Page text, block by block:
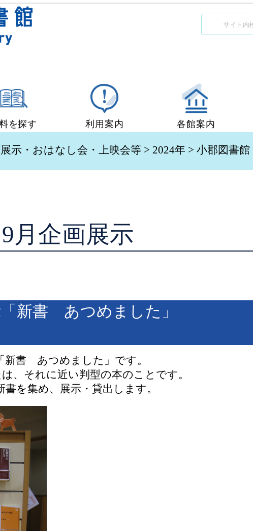
を探す
蔵書検索・予約
貸出ランキング
利用案内
図書館利用案内
学校図書館支援サービス
レファレンスサービス
各館案内
中央図書館
阿東図書館
示・おはなし会・上映会等 > 2024年 > 小郡図書
企画展示
新書 あつめました」
新書 あつめました」です。
、それに近い判型の本のことです。
を集め、展示・貸出します。